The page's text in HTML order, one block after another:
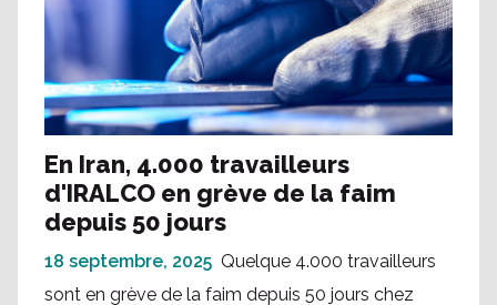
En Iran, 4.000 travailleurs
d'IRALCO en grève de la faim
depuis 50 jours
18 septembre, 2025 Quelque 4.000 travailleurs
sont en grève de la faim depuis 50 jours chez